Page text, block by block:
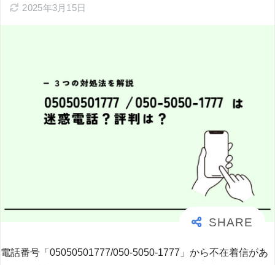
2025年3月15日
電話番号「05050501777/050-5050-1777」から不在着信があ